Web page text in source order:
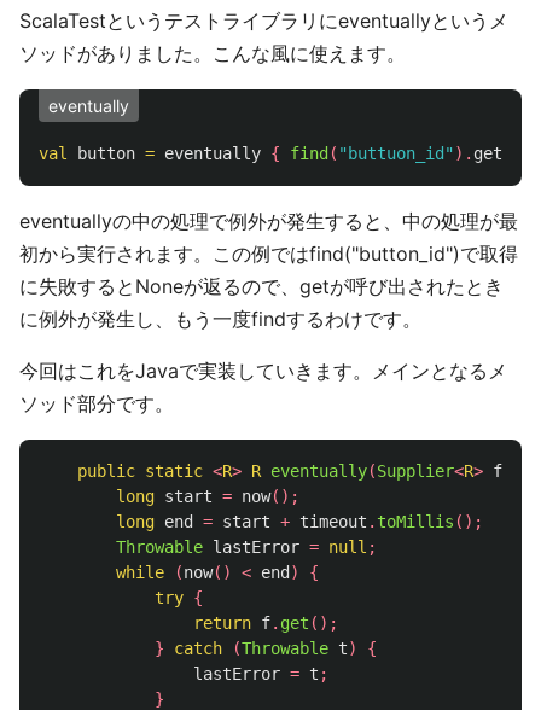
ScalaTestというテストライブラリにeventuallyというメ
ソッドがありました。こんな風に使えます。
eventually
val button = eventually { find ( "buttuon_id" ). get
eventuallyの中の処理で例外が発生すると、中の処理が最
初から実行されます。この例ではfind("button_id")で取得
に失敗するとNoneが返るので、getが呼び出されたとき
に例外が発生し、もう一度findするわけです。
今回はこれをJavaで実装していきます。メインとなるメ
ソッド部分です。
public static <R> R eventually(Supplier<R> f
long start = now();
long end = start + timeout . toMillis ();
Throwable lastError = null ;
while
(now() < end )
{
try {
return f. get ();
}
catch (Throwable t)
{
lastError = t ;
}